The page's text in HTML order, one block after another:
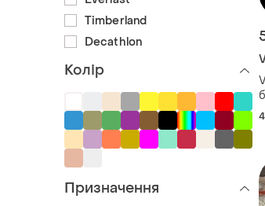
Timberland
Decathlon
Колір
Призначення